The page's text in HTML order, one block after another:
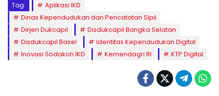
Tag:
Aplikasi IKD
Dinas Kependudukan dan Pencatatan Sipil
Dirjen Dukcapil
Disdukcapil Bangka Selatan
Disdukcapil Basel
Identitas Kependudukan Digital
Inovasi Sodakoh IKD
Kemendagri RI KTP Digital